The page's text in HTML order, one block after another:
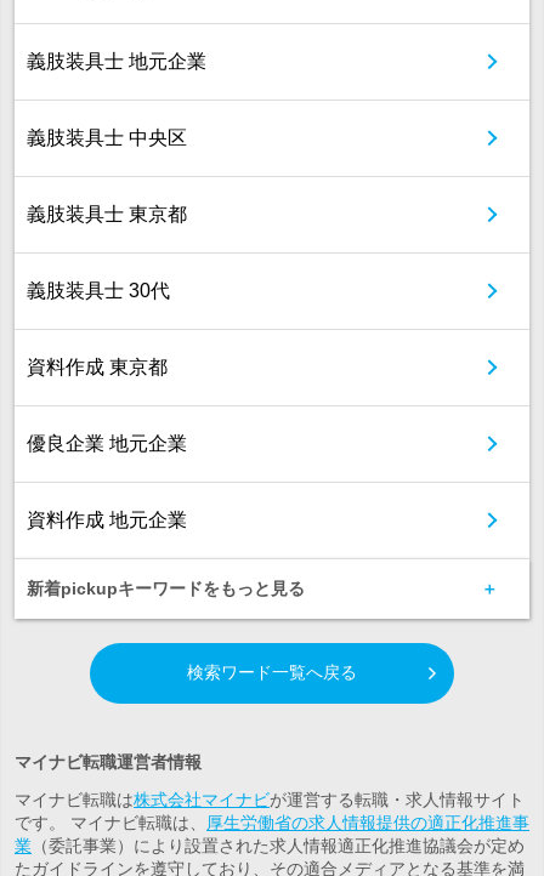
義肢装具士 地元企業
義肢装具士 中央区
義肢装具士 東京都
義肢装具士 30代
資料作成 東京都
優良企業 地元企業
資料作成 地元企業
新着pickupキーワードをもっと見る
検索ワード一覧へ戻る
マイナビ転職運営者情報
マイナビ転職は株式会社マイナビが運営する転職・求人情報サイト
です。 マイナビ転職は、
厚生労働省の求人情報提供の適正化推進事
業 （委託事業）により設置された求人情報適正化推進協議会が定め
たガイドラインを遵守しており、その適合メディアとなる基準を満